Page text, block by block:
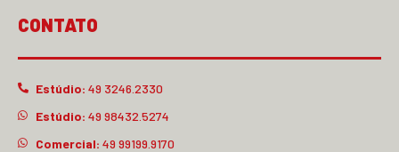
CONTATO
Estúdio: 49 3246.2330
Estúdio: 49 98432.5274
Comercial: 49 99199.9170